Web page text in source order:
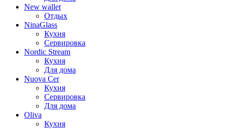
New wallet
Отдых
NinaGlass
Кухня
Сервировка
Nordic Stream
Кухня
Для дома
Nuova Cer
Кухня
Сервировка
Для дома
Oliva
Кухня